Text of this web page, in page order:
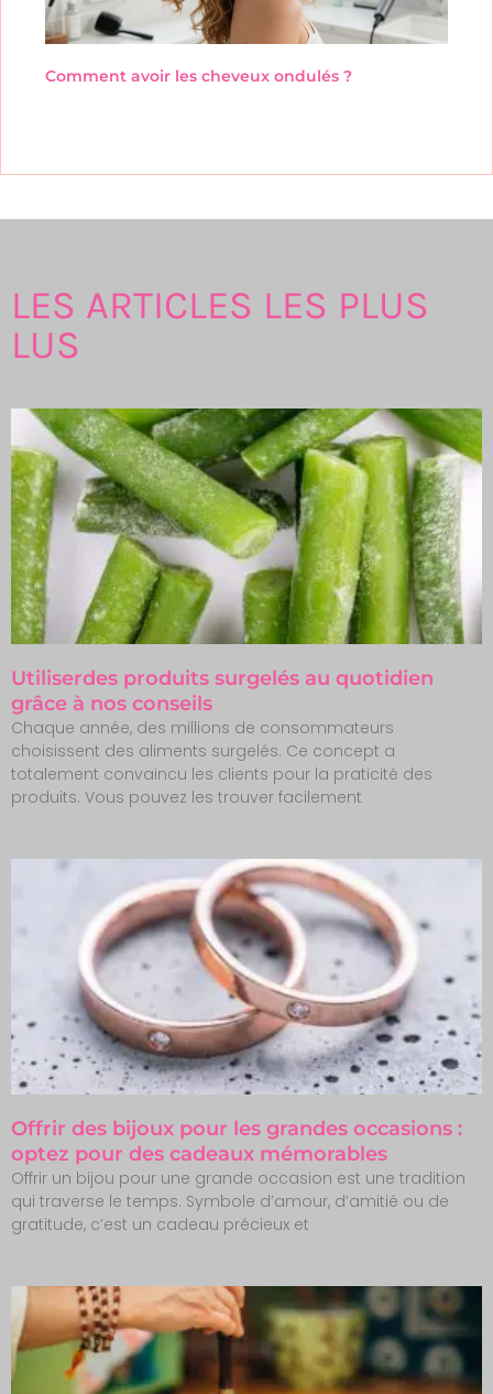
Comment avoir les cheveux ondulés ?
LES ARTICLES LES PLUS
LUS
Utiliserdes produits surgelés au quotidien
grâce à nos conseils
Chaque année, des millions de consommateurs
choisissent des aliments surgelés. Ce concept a
totalement convaincu les clients pour la praticité des
produits. Vous pouvez les trouver facilement
Offrir des bijoux pour les grandes occasions :
optez pour des cadeaux mémorables
Offrir un bijou pour une grande occasion est une tradition
qui traverse le temps. Symbole d’amour, d’amitié ou de
gratitude, c’est un cadeau précieux et